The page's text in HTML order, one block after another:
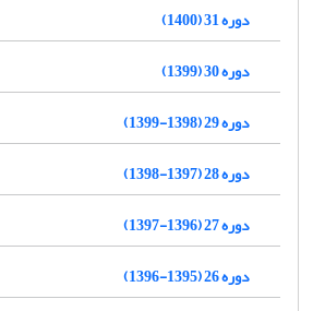
دوره 31 (1400)
دوره 30 (1399)
دوره 29 (1398-1399)
دوره 28 (1397-1398)
دوره 27 (1396-1397)
دوره 26 (1395-1396)